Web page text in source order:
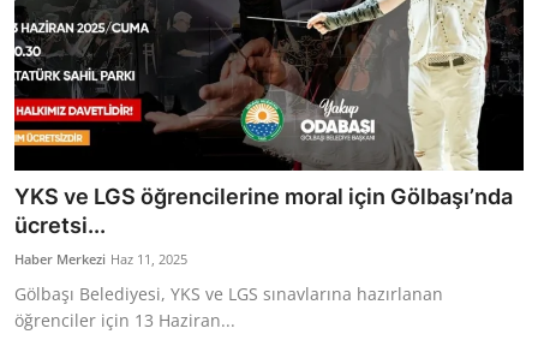
Toplum ve Yaşam
Sivil Toplum Kuruluşları
Kamu Kurumları ve Üst Kurullar
Resmi Reklamlar
YKS ve LGS öğrencilerine moral için Gölbaşı’nda
ücretsi...
Haber Merkezi Haz 11, 2025
Gölbaşı Belediyesi, YKS ve LGS sınavlarına hazırlanan
öğrenciler için 13 Haziran...